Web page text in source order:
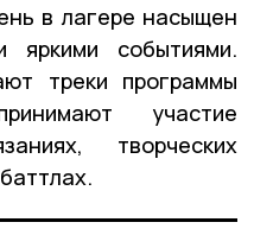
в лагере насыщен
яркими событиями.
треки программы
участие
творческих